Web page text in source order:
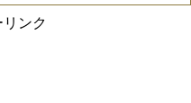
ンク